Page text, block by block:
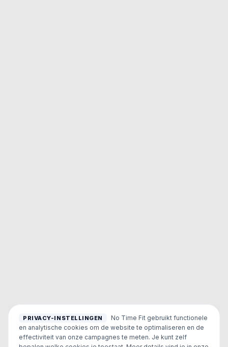
PRIVACY-INSTELLINGEN
No Time Fit gebruikt functionele
en analytische cookies om de website te optimaliseren en de
effectiviteit van onze campagnes te meten. Je kunt zelf